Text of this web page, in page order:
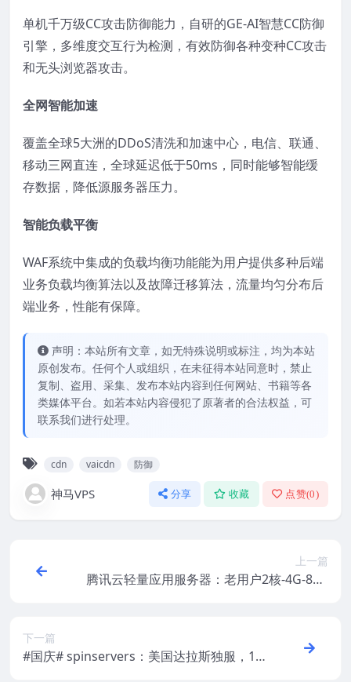
单机千万级CC攻击防御能力，自研的GE-AI智慧CC防御
引擎，多维度交互行为检测，有效防御各种变种CC攻击
和无头浏览器攻击。
全网智能加速
覆盖全球5大洲的DDoS清洗和加速中心，电信、联通、
移动三网直连，全球延迟低于50ms，同时能够智能缓
存数据，降低源服务器压力。
智能负载平衡
WAF系统中集成的负载均衡功能能为用户提供多种后端
业务负载均衡算法以及故障迁移算法，流量均匀分布后
端业务，性能有保障。
声明：本站所有文章，如无特殊说明或标注，均为本站
原创发布。任何个人或组织，在未征得本站同意时，禁止
复制、盗用、采集、发布本站内容到任何网站、书籍等各
类媒体平台。如若本站内容侵犯了原著者的合法权益，可
联系我们进行处理。
cdn vaicdn 防御
神马VPS 分享 收藏 点赞(0)
上一篇
腾讯云轻量应用服务器：老用户2核-4G-8M-
下一篇
#国庆# spinservers：美国达拉斯独服，1~